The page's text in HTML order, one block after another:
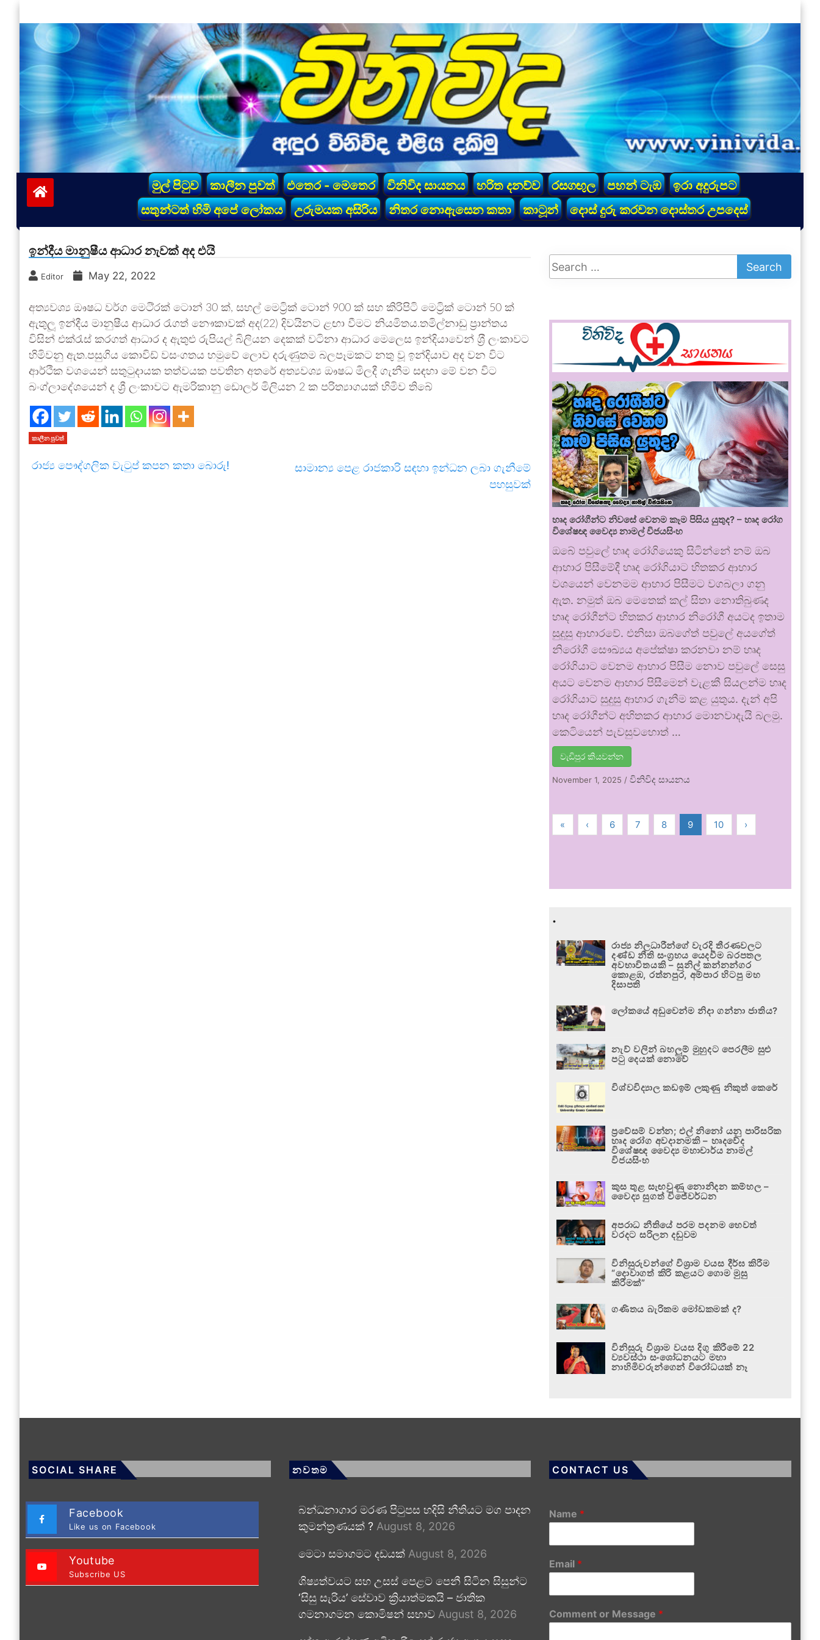
to
content
vinivida.lk
මුල් පිටුව කාලීන පුවත් එතෙර - මෙතෙර විනිවිද සායනය හරිත දනව්ව රසගඟුල පහන් ටැඹ
ඉරා අදුරුපට
සතුන්ටත් හිමි අපේ ලෝකය
උරුමයක අසිරිය නිතර නොඇසෙන කතා කාටූන් දොස් දුරු කරවන දොස්තර උපදෙස්
ඉන්දීය මානුෂීය ආධාර නැවක් අද එයි
Editor May 22, 2022
අත්‍යවශ්‍ය ඖෂධ වර්ග මෙටි‍්‍රක් ටොන් 30 ක්, සහල් මෙට්‍රික් ටොන් 900 ක් සහ කිරිපිටි මෙට්‍රික් ටොන් 50 ක්
ඇතුලූ‍ ඉන්දීය මානුෂීය ආධාර රැගත් නෞකාවක් අද(22) දිවයිනට ළඟා වීමට නියමිතය.තමිල්නාඩු ප‍්‍රාන්තය
විසින් එක්රැස් කරගත් ආධාර ද ඇතුළු රුපියල් බිලියන දෙකක් වටිනා ආධාර මෙලෙස ඉන්දියාවෙන් ශ‍්‍රී ලංකාවට
හිමිවනු ඇත.පසුගිය කොවිඩ් වසංගතය හමුවේ ලොව දරුණුතම බලපෑමකට නතු වූ ඉන්දියාව අද වන විට
ආර්ථික වශයෙන් සතුටුදායක තත්වයක පවතින අතරේ අත්‍යවශ්‍ය ඖෂධ මිලදී ගැනීම සඳහා මේ වන විට
බංග්ලාදේශයෙන් ද ශ්‍රී ලංකාවට ඇමරිකානු ඩොලර් මිලියන 2 ක පරිත්‍යාගයක් හිමිව තිබේ
කාලීන පුවත්
රාජ්‍ය පෞද්ගලික වැටුප් කපන කතා බොරු!
සාමාන්‍ය පෙළ රාජකාරි සඳහා ඉන්ධන ලබා ගැනීමේ
පහසුවක්
හෘද රෝගීන්ට නිවසේ වෙනම කෑම පිසිය යුතුද? – හෘද රෝග
විශේෂඥ වෛද්‍ය නාමල් විජයසිංහ
ඔබේ පවුලේ හෘද රෝගියෙකු සිටින්නේ නම් ඔබ
ආහාර පිසීමේදී හෘද රෝගියාට හිතකර ආහාර
වශයෙන් වෙනමම ආහාර පිසීමට වගබලා ගනු
ඇත. නමුත් ඔබ මෙතෙක් කල් සිතා නොතිබුණද
හෘද රෝගීන්ට හිතකර ආහාර නිරෝගී අයටද ඉතාම
සුදුසු ආහාරවේ. එනිසා ඔබගේත් පවුලේ අයගේත්
නිරෝගී සෞඛ්‍යය අපේක්ෂා කරනවා නම් හෘද
රෝගියාට වෙනම ආහාර පිසීම නොව පවුලේ සෙසු
අයට වෙනම ආහාර පිසීමෙන් වැළකී සියලන්ම හෘද
රෝගියාට සුදුසු ආහාර ගැනීම කළ යුතුය. දැන් අපි
හෘද රෝගීන්ට අහිතකර ආහාර මොනවාදැයි බලමු.
කෙටියෙන් පැවසුවහොත් …
වැඩිපුර කියවන්න
November 1, 2025 /විනිවිද සායනය
« ‹ 6 7 8 9 10 ›
.
රාජ්‍ය නිලධාරීන්ගේ වැරදි තීරණවලට
දණ්ඩ නීති සංග්‍රහය යෙදවීම බරපතල
අවභාවිතයකි – සුනිල් කන්නන්ගර
කොළඹ, රත්නපුර, අම්පාර හිටපු මහ
දිසාපති
ලෝකයේ අඩුවෙන්ම නිදා ගන්නා ජාතිය?
නැව් වලින් බහලුම් මුහුදට පෙරලීම සුළු
පටු දෙයක් නොවේ
විශ්වවිද්‍යාල කඩඉම් ලකුණු නිකුත් කෙරේ
ප්‍රවේසම් වන්න; එල් නිනෝ යනු පාරිසරික
හෘද රෝග අවදානමකි – හෘදවේද
විශේෂඥ වෛද්‍ය මහාචාර්ය නාමල්
විජයසිංහ
කුස තුළ සැඟවුණු නොනිදන කම්හල –
වෛද්‍ය සුගත් විජේවර්ධන
අපරාධ නීතියේ පරම පදනම හෙවත්
වරදට සරිලන දඬුවම
විනිසුරුවන්ගේ විශ්‍රාම වයස දීර්ඝ කිරීම
“දොවාගත් කිරි කළයට ගොම මුසු
කිරීමක්”
ගණිතය බැරිකම මෝඩකමක් ද?
විනිසුරු විශ්‍රාම වයස දිගු කිරීමේ 22
ව්‍යවස්ථා සංශෝධනයට මහා
නාහිමිවරුන්ගෙන් විරෝධයක් නෑ
SOCIAL SHARE
Facebook
Like us on Facebook
Youtube
Subscribe US
නවතම
බන්ධනාගාර මරණ පිටුපස හදිසි නීතියට මග පාදන
කුමන්ත්‍රණයක් ? August 8, 2026
මෙටා සමාගමට දඩයක් August 8, 2026
ශිෂ්‍යත්වයට සහ උසස් පෙළට පෙනී සිටින සිසුන්ට
‘සිසු සැරිය’ සේවාව ක්‍රියාත්මකයි – ජාතික
ගමනාගමන කොමිෂන් සභාව August 8, 2026
CONTACT US
Name *
Email *
Comment or Message *